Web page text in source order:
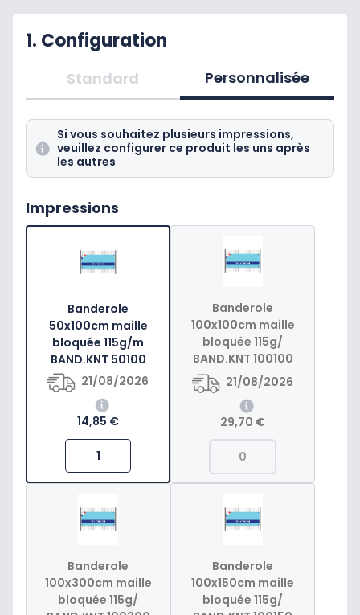
1. Configuration
Standard Personnalisée
Si vous souhaitez plusieurs impressions,
veuillez configurer ce produit les uns après
les autres
Impressions
Banderole
50x100cm maille
bloquée 115g/m
BAND.KNT 50100
21/08/2026
14,85 €
Banderole
100x100cm maille
bloquée 115g/
BAND.KNT 100100
21/08/2026
29,70 €
Banderole
100x300cm maille
bloquée 115g/
Banderole
100x150cm maille
bloquée 115g/